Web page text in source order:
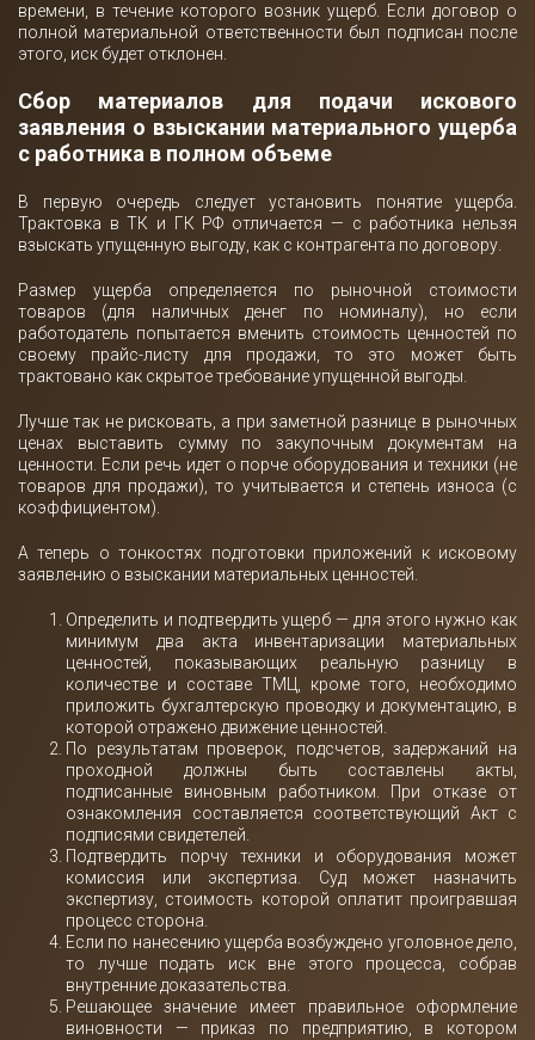
времени, в течение которого возник ущерб. Если договор о
полной материальной ответственности был подписан после
этого, иск будет отклонен.
Сбор материалов для подачи искового
заявления о взыскании материального ущерба
с работника в полном объеме
В первую очередь следует установить понятие ущерба.
Трактовка в ТК и ГК РФ отличается — с работника нельзя
взыскать упущенную выгоду, как с контрагента по договору.
Размер ущерба определяется по рыночной стоимости
товаров (для наличных денег по номиналу), но если
работодатель попытается вменить стоимость ценностей по
своему прайс-листу для продажи, то это может быть
трактовано как скрытое требование упущенной выгоды.
Лучше так не рисковать, а при заметной разнице в рыночных
ценах выставить сумму по закупочным документам на
ценности. Если речь идет о порче оборудования и техники (не
товаров для продажи), то учитывается и степень износа (с
коэффициентом).
А теперь о тонкостях подготовки приложений к исковому
заявлению о взыскании материальных ценностей.
Определить и подтвердить ущерб — для этого нужно как
минимум два акта инвентаризации материальных
ценностей, показывающих реальную разницу в
количестве и составе ТМЦ, кроме того, необходимо
приложить бухгалтерскую проводку и документацию, в
которой отражено движение ценностей.
По результатам проверок, подсчетов, задержаний на
проходной должны быть составлены акты,
подписанные виновным работником. При отказе от
ознакомления составляется соответствующий Акт с
подписями свидетелей.
Подтвердить порчу техники и оборудования может
комиссия или экспертиза. Суд может назначить
экспертизу, стоимость которой оплатит проигравшая
процесс сторона.
Если по нанесению ущерба возбуждено уголовное дело,
то лучше подать иск вне этого процесса, собрав
внутренние доказательства.
Решающее значение имеет правильное оформление
виновности — приказ по предприятию, в котором